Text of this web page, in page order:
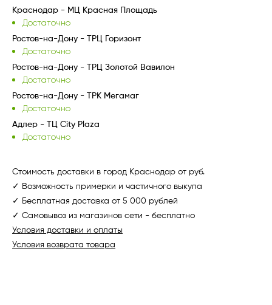
Краснодар - МЦ Красная Площадь
Достаточно
Ростов-на-Дону - ТРЦ Горизонт
Достаточно
Ростов-на-Дону - ТРЦ Золотой Вавилон
Достаточно
Ростов-на-Дону - ТРК Мегамаг
Достаточно
Адлер - ТЦ City Plaza
Достаточно
Стоимость доставки в город Краснодар от руб.
✓ Возможность примерки и частичного выкупа
✓ Бесплатная доставка от 5 000 рублей
✓ Самовывоз из магазинов сети - бесплатно
Условия доставки и оплаты
Условия возврата товара